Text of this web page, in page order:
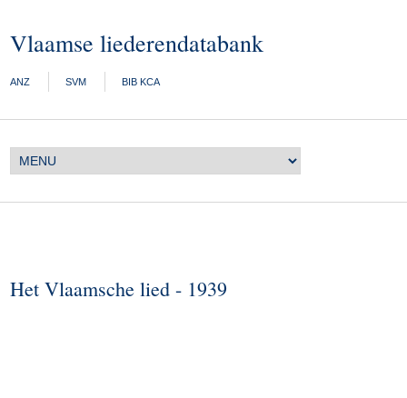
Vlaamse liederendatabank
ANZ SVM BIB KCA
Het Vlaamsche lied - 1939